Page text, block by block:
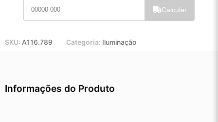
Calcular
SKU: A116.789 Categoria: Iluminação
Informações do Produto